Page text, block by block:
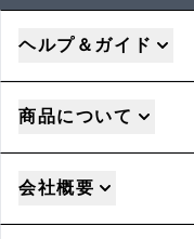
ヘルプ＆ガイド
商品について
会社概要